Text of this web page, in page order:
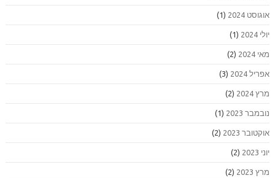
אוגוסט 2024 (1)
יולי 2024 (1)
מאי 2024 (2)
אפריל 2024 (3)
מרץ 2024 (2)
נובמבר 2023 (1)
אוקטובר 2023 (2)
יוני 2023 (2)
מרץ 2023 (2)